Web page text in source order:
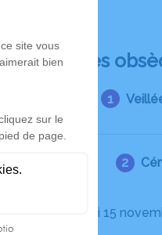
Déroulé des
Le samedi 15